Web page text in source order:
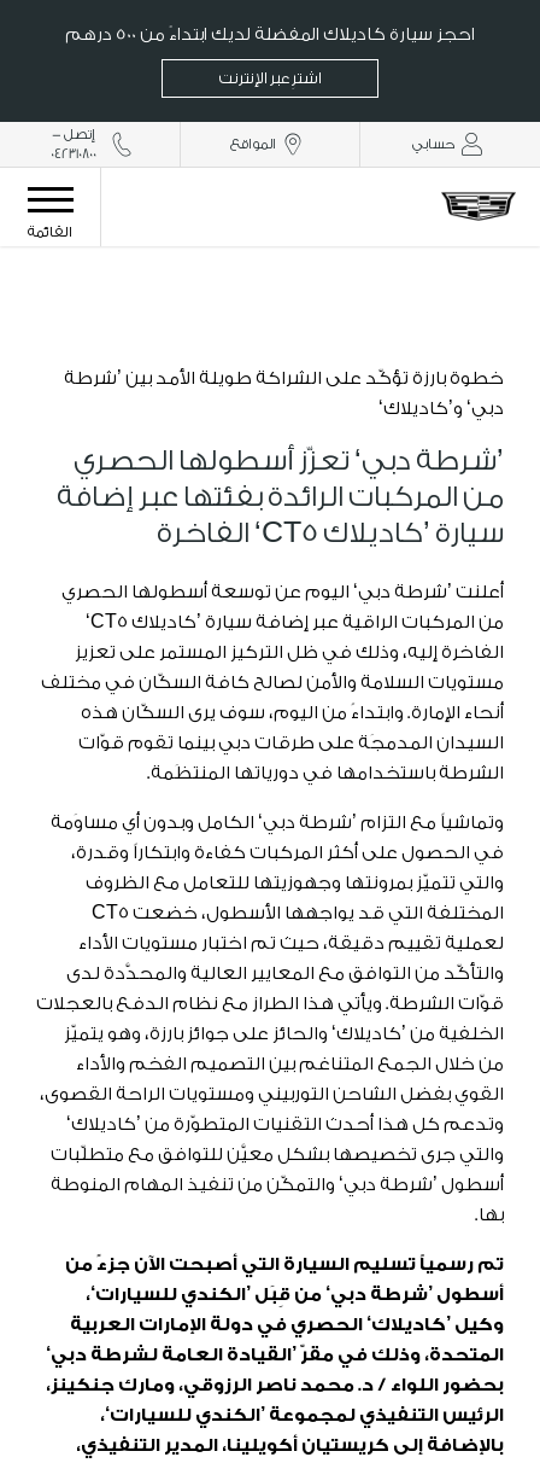
احجز سيارة كاديلاك المفضلة لديك ابتداءً من 500 درهم
اشترِ عبر الإنترنت
حسابي المواقع
إتصل -
042310800
القائمة
خطوة بارزة تؤكّد على الشراكة طويلة الأمد بين ’شرطة
دبي‘ و’كاديلاك‘
’شرطة دبي‘ تعزّز أسطولها الحصري
من المركبات الرائدة بفئتها عبر إضافة
سيارة ’كاديلاك CT5‘ الفاخرة
أعلنت ’شرطة دبي‘ اليوم عن توسعة أسطولها الحصري
من المركبات الراقية عبر إضافة سيارة ’كاديلاك CT5‘
الفاخرة إليه، وذلك في ظل التركيز المستمر على تعزيز
مستويات السلامة والأمن لصالح كافة السكّان في مختلف
أنحاء الإمارة. وابتداءً من اليوم، سوف يرى السكّان هذه
السيدان المدمجَة على طرقات دبي بينما تقوم قوّات
الشرطة باستخدامها في دورياتها المنتظَمة.
وتماشياً مع التزام ’شرطة دبي‘ الكامل وبدون أي مساوَمة
في الحصول على أكثر المركبات كفاءة وابتكاراً وقدرة،
والتي تتميّز بمرونتها وجهوزيتها للتعامل مع الظروف
المختلفة التي قد يواجهها الأسطول، خضعت CT5
لعملية تقييم دقيقة، حيث تم اختبار مستويات الأداء
والتأكّد من التوافق مع المعايير العالية والمحدَّدة لدى
قوّات الشرطة. ويأتي هذا الطراز مع نظام الدفع بالعجلات
الخلفية من ’كاديلاك‘ والحائز على جوائز بارزة، وهو يتميّز
من خلال الجمع المتناغم بين التصميم الفخم والأداء
القوي بفضل الشاحن التوربيني ومستويات الراحة القصوى،
وتدعم كل هذا أحدث التقنيات المتطوّرة من ’كاديلاك‘
والتي جرى تخصيصها بشكل معيَّن للتوافق مع متطلّبات
أسطول ’شرطة دبي‘ والتمكّن من تنفيذ المهام المنوطة
بها.
تم رسمياً تسليم السيارة التي أصبحت الآن جزءً من
أسطول ’شرطة دبي‘ من قِبَل ’الكندي للسيارات‘،
وكيل ’كاديلاك‘ الحصري في دولة الإمارات العربية
المتحدة، وذلك في مقرّ ’القيادة العامة لشرطة دبي‘
بحضور اللواء / د. محمد ناصر الرزوقي، ومارك جنكينز،
الرئيس التنفيذي لمجموعة ’الكندي للسيارات‘،
بالإضافة إلى كريستيان أكويلينا، المدير التنفيذي،